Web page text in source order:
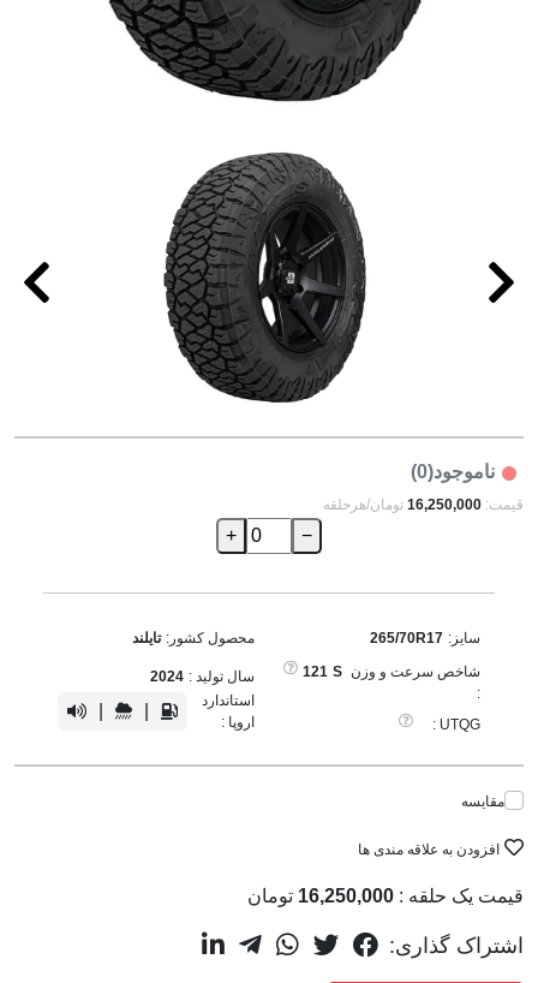
ناموجود(0)
قیمت: 16,250,000 تومان/هرحلقه
−
+
سایز: 265/70R17
شاخص سرعت و وزن
:
S
121
UTQG :
محصول کشور: تایلند
سال تولید : 2024
استاندارد
اروپا :
مقایسه
افزودن به علاقه مندی ها
قیمت یک حلقه : 16,250,000 تومان
اشتراک گذاری: